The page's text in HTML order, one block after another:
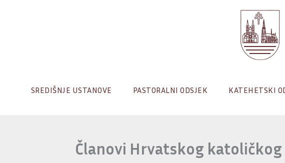
SREDIŠNJE USTANOVE PASTORALNI ODSJEK KATEHETSKI
Članovi Hrvatskog